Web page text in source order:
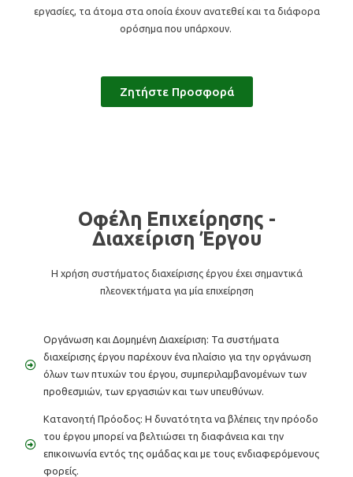
εργασίες, τα άτομα στα οποία έχουν ανατεθεί και τα διάφορα
ορόσημα που υπάρχουν.
Ζητήστε Προσφορά
Οφέλη Επιχείρησης -
Διαχείριση Έργου
Η χρήση συστήματος διαχείρισης έργου έχει σημαντικά
πλεονεκτήματα για μία επιχείρηση
Οργάνωση και Δομημένη Διαχείριση: Τα συστήματα
διαχείρισης έργου παρέχουν ένα πλαίσιο για την οργάνωση
όλων των πτυχών του έργου, συμπεριλαμβανομένων των
προθεσμιών, των εργασιών και των υπευθύνων.
Κατανοητή Πρόοδος: Η δυνατότητα να βλέπεις την πρόοδο
του έργου μπορεί να βελτιώσει τη διαφάνεια και την
επικοινωνία εντός της ομάδας και με τους ενδιαφερόμενους
φορείς.